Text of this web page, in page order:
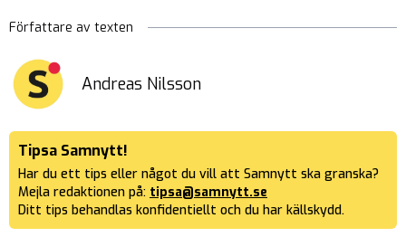
Författare av texten
Andreas Nilsson
Tipsa Samnytt!
Har du ett tips eller något du vill att Samnytt ska granska?
Mejla redaktionen på: tipsa@samnytt.se
Ditt tips behandlas konfidentiellt och du har källskydd.